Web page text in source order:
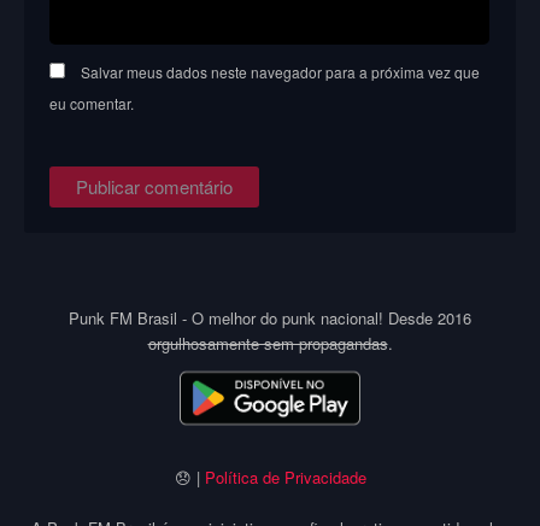
Salvar meus dados neste navegador para a próxima vez que
eu comentar.
Punk FM Brasil - O melhor do punk nacional! Desde 2016
orgulhosamente sem propagandas.
😞 | Política de Privacidade